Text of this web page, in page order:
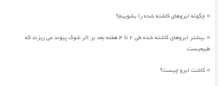
» چگونه ابروهای کاشته شده را بشوییم؟
»
بیشتر ابروهای کاشته شده طی 2 تا 4 هفته بعد بر اثر شوک پیوند می ریزند که
طبیعیست،
» کاشت ابرو چیست؟